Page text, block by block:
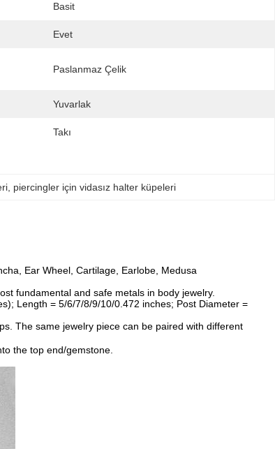
Basit
Evet
Paslanmaz Çelik
Yuvarlak
Takı
piercingler için vidasız halter küpeleri
Ear Wheel, Cartilage, Earlobe, Medusa
fundamental and safe metals in body jewelry.
Length = 5/6/7/8/9/10/0.472 inches; Post Diameter =
The same jewelry piece can be paired with different
the top end/gemstone.